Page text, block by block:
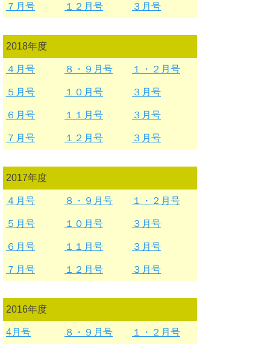
７月号 １２月号 ３月号
2018年度
４月号 ８・９月号 １・２月号
５月号 １０月号 ３月号
６月号 １１月号 ３月号
７月号 １２月号 ３月号
2017年度
４月号 ８・９月号 １・２月号
５月号 １０月号 ３月号
６月号 １１月号 ３月号
７月号 １２月号 ３月号
2016年度
4月号 ８・９月号 １・２月号